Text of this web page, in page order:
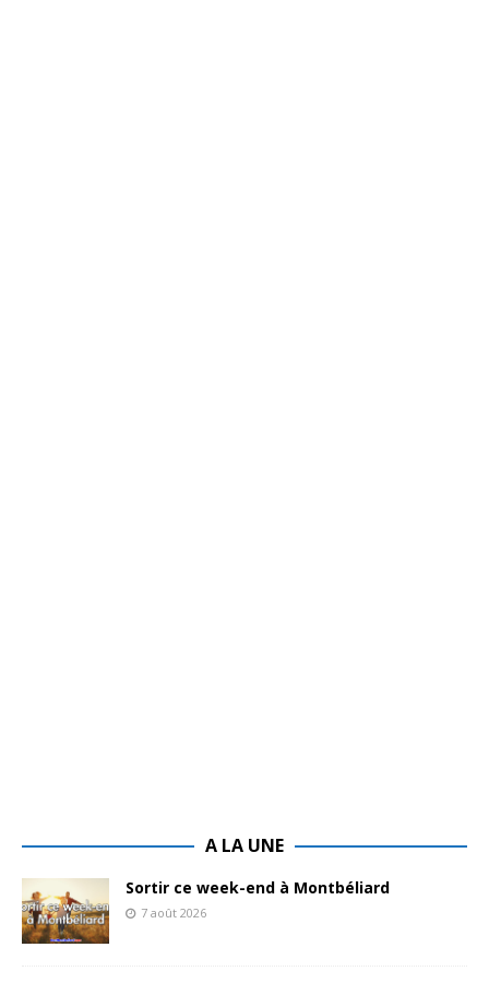
A LA UNE
Sortir ce week-end à Montbéliard
7 août 2026